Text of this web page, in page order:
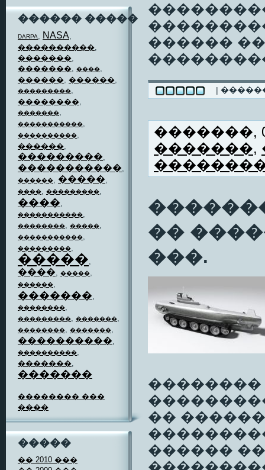
������ �����
DARPA, NASA,
����������,
�������,
�������, ����,
������, ������,
���������,
��������,
�������,
�����������,
����������,
������,
���������,
�����������,
������, �����,
����, ���������,
����,
�����������,
��������, �����,
�����������,
���������,
�����,
����, �����,
������,
�������,
��������,
���������, �������,
��������, �������,
����������,
����������,
�������,
�������
�������� ���
����
�����
�� 2010 ���
������
|
�������,
�������,
��
���.
��������
��
������